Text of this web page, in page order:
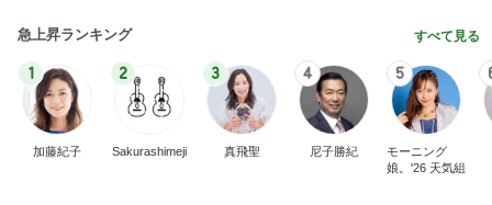
急上昇ランキング すべて見る
1
加藤紀子
2
Sakurashimeji
3
真飛聖
4
尼子勝紀
5
モーニング
娘。'26 天気組